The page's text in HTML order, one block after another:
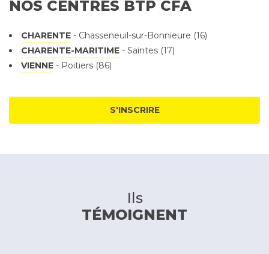
NOS CENTRES BTP CFA
CHARENTE - Chasseneuil-sur-Bonnieure (16)
CHARENTE-MARITIME - Saintes (17)
VIENNE - Poitiers (86)
S'INSCRIRE
Ils
TÉMOIGNENT